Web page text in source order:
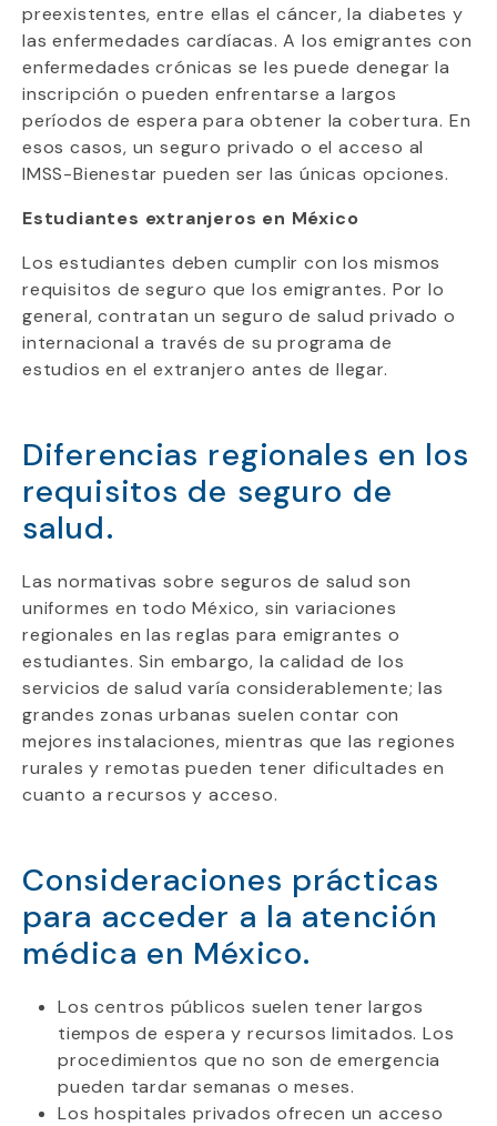
preexistentes, entre ellas el cáncer, la diabetes y
las enfermedades cardíacas. A los emigrantes con
enfermedades crónicas se les puede denegar la
inscripción o pueden enfrentarse a largos
períodos de espera para obtener la cobertura. En
esos casos, un seguro privado o el acceso al
IMSS-Bienestar pueden ser las únicas opciones.
Estudiantes extranjeros en México
Los estudiantes deben cumplir con los mismos
requisitos de seguro que los emigrantes. Por lo
general, contratan un seguro de salud privado o
internacional a través de su programa de
estudios en el extranjero antes de llegar.
Diferencias regionales en los
requisitos de seguro de
salud.
Las normativas sobre seguros de salud son
uniformes en todo México, sin variaciones
regionales en las reglas para emigrantes o
estudiantes. Sin embargo, la calidad de los
servicios de salud varía considerablemente; las
grandes zonas urbanas suelen contar con
mejores instalaciones, mientras que las regiones
rurales y remotas pueden tener dificultades en
cuanto a recursos y acceso.
Consideraciones prácticas
para acceder a la atención
médica en México.
Los centros públicos suelen tener largos
tiempos de espera y recursos limitados. Los
procedimientos que no son de emergencia
pueden tardar semanas o meses.
Los hospitales privados ofrecen un acceso